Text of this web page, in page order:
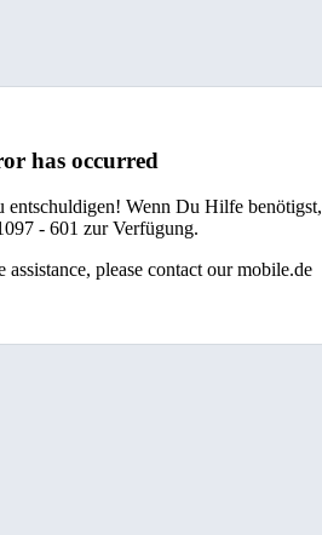
has occurred
entschuldigen! Wenn Du Hilfe benötigst,
- 601 zur Verfügung.
please contact our mobile.de